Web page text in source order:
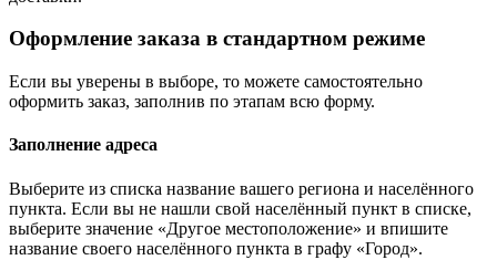
Оформление заказа в стандартном режиме
Если вы уверены в выборе, то можете самостоятельно
оформить заказ, заполнив по этапам всю форму.
Заполнение адреса
Выберите из списка название вашего региона и населённого
пункта. Если вы не нашли свой населённый пункт в списке,
выберите значение «Другое местоположение» и впишите
название своего населённого пункта в графу «Город».